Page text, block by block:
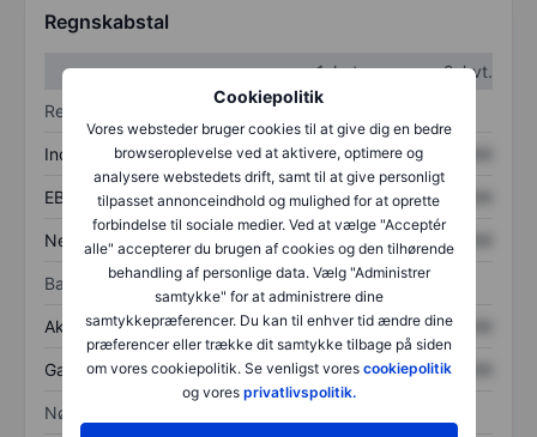
Cookiepolitik
Vores websteder bruger cookies til at give dig en bedre
browseroplevelse ved at aktivere, optimere og
analysere webstedets drift, samt til at give personligt
tilpasset annonceindhold og mulighed for at oprette
forbindelse til sociale medier. Ved at vælge "Acceptér
alle" accepterer du brugen af cookies og den tilhørende
behandling af personlige data. Vælg "Administrer
samtykke" for at administrere dine
samtykkepræferencer. Du kan til enhver tid ændre dine
præferencer eller trække dit samtykke tilbage på siden
om vores cookiepolitik. Se venligst vores cookiepolitik
og vores privatlivspolitik.
Regnskabstal
1. kvt.
2. kvt.
Resultatopgørelse
Indtægter XXXXXXX XXXXXXX
EBITDA XXXXXXX XXXXXXX
Nettoresultat XXXXXXX XXXXXXX
Balance
Aktiver i alt XXXXXXX XXXXXXX
Gæld XXXXXXX XXXXXXX
Nøgletal